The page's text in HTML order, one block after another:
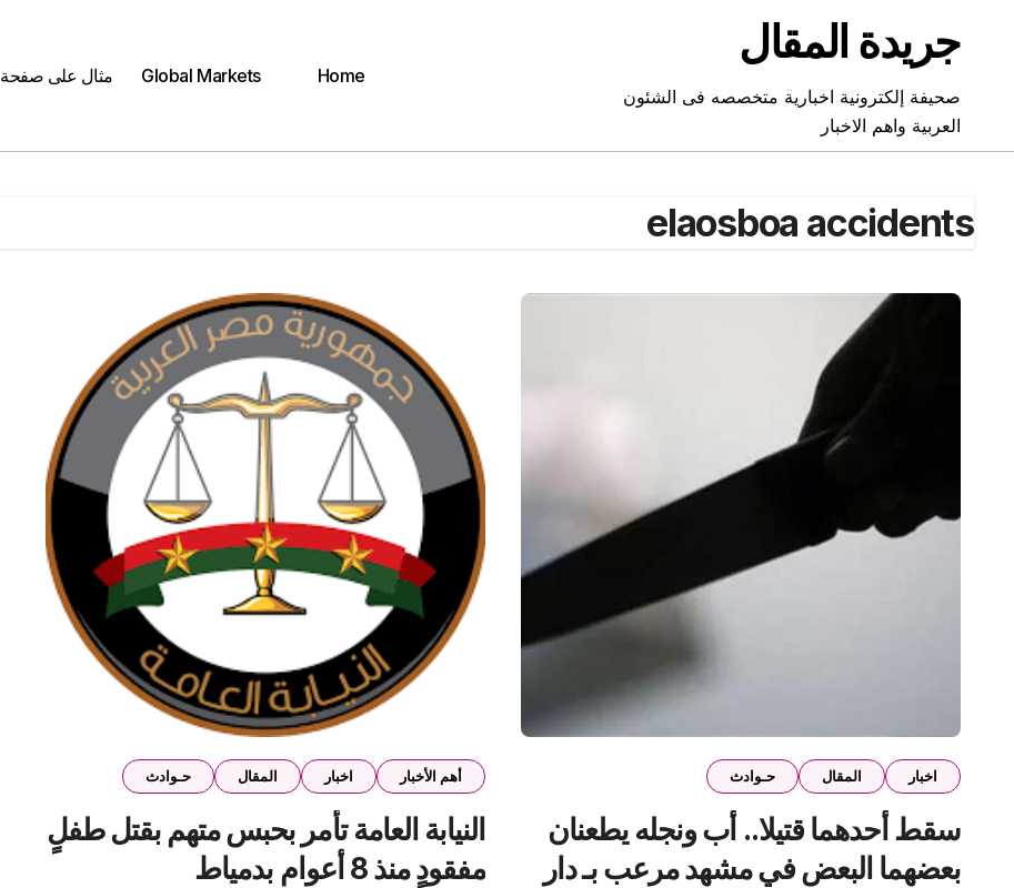
contentجريدة المقال
صحيفة إلكترونية اخبارية متخصصه فى الشئون
العربية واهم الاخبار
Home
Global Markets مثال على صفحة
elaosboa accidents
اخبار المقال حـوادث
سقط أحدهما قتيلا.. أب ونجله يطعنان
بعضهما البعض في مشهد مرعب بـ دار
أهم الأخبار اخبار المقال حـوادث
النيابة العامة تأمر بحبس متهم بقتل طفلٍ
مفقودٍ منذ 8 أعوام بدمياط